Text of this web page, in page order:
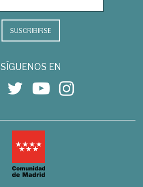
SUSCRIBIRSE
SÍGUENOS EN